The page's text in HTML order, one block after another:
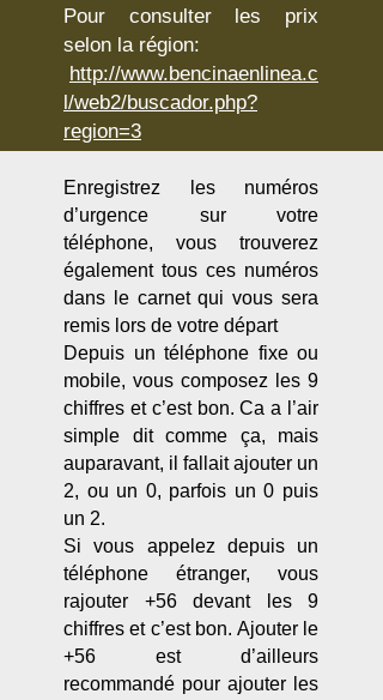
Pour consulter les prix
selon la région:
http://www.bencinaenlinea.c
l/web2/buscador.php?
region=3
Enregistrez les numéros
d’urgence sur votre
téléphone, vous trouverez
également tous ces numéros
dans le carnet qui vous sera
remis lors de votre départ
Depuis un téléphone fixe ou
mobile, vous composez les 9
chiffres et c’est bon. Ca a l’air
simple dit comme ça, mais
auparavant, il fallait ajouter un
2, ou un 0, parfois un 0 puis
un 2.
Si vous appelez depuis un
téléphone étranger, vous
rajouter +56 devant les 9
chiffres et c’est bon. Ajouter le
+56 est d’ailleurs
recommandé pour ajouter les